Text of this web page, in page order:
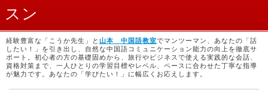
スン
経験豊富な「こうか先生」と 山本 中国語教室でマンツーマン、あなたの「話
したい！」を引き出し、自然な中国語コミュニケーション能力の向上を徹底サ
ポート。初心者の方の基礎固めから、旅行やビジネスで使える実践的な会話、
資格対策まで、一人ひとりの学習目標やレベル、ペースに合わせた丁寧な指導
が魅力です。あなたの「学びたい！」に幅広くお応えします。